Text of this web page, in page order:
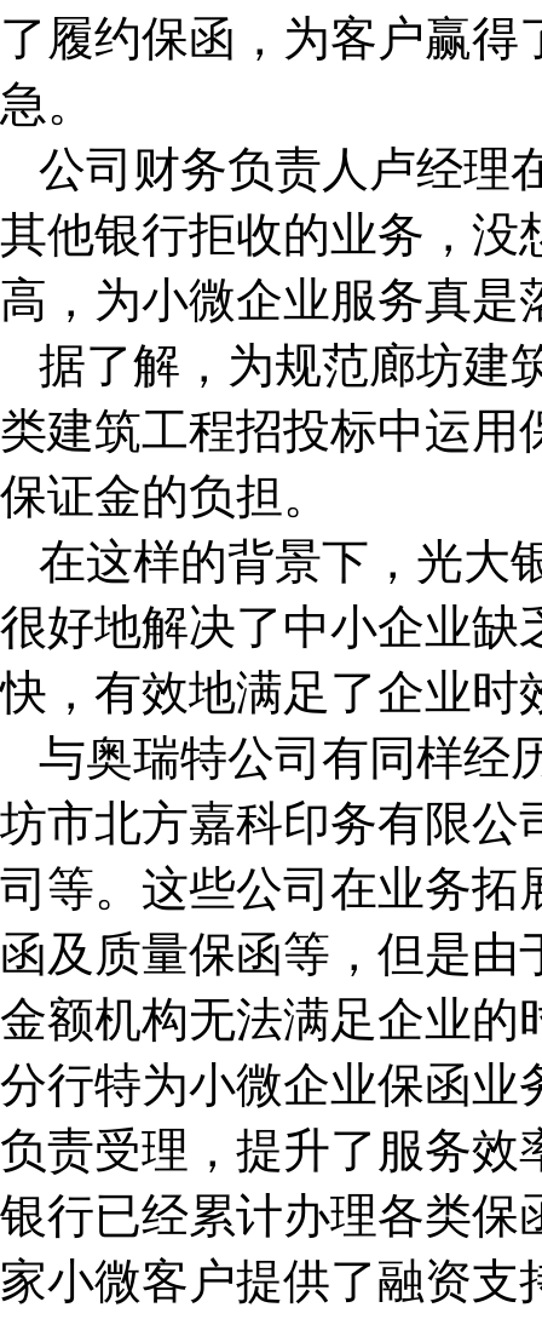
了履约保函，为客户赢
急。
公司财务负责人卢经理
其他银行拒收的业务，没
高，为小微企业服务真是
据了解，为规范廊坊建
类建筑工程招投标中运用
保证金的负担。
在这样的背景下，光大
很好地解决了中小企业缺
快，有效地满足了企业时
与奥瑞特公司有同样经
坊市北方嘉科印务有限公
司等。这些公司在业务拓
函及质量保函等，但是
金额机构无法满足企业的
分行特为小微企业保函业
负责受理，提升了服务效
银行已经累计办理各类保
家小微客户提供了融资